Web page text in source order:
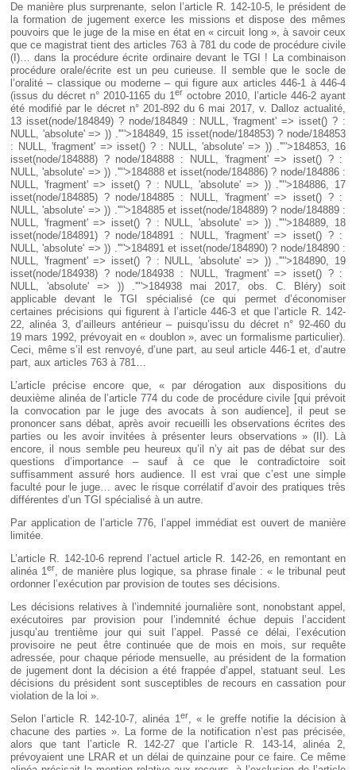
De manière plus surprenante, selon l’article R. 142-10-5, le président de
la formation de jugement exerce les missions et dispose des mêmes
pouvoirs que le juge de la mise en état en « circuit long », à savoir ceux
que ce magistrat tient des articles 763 à 781 du code de procédure civile
(I)… dans la procédure écrite ordinaire devant le TGI ! La combinaison
procédure orale/écrite est un peu curieuse. Il semble que le socle de
l’oralité – classique ou moderne – qui figure aux articles 446-1 à 446-4
(issus du décret n° 2010-1165 du 1er octobre 2010, l’article 446-2 ayant
été modifié par le décret n° 201-892 du 6 mai 2017, v. Dalloz actualité,
13 isset(node/184849) ? node/184849 : NULL, 'fragment' => isset() ? :
NULL, 'absolute' => )) .'"'>184849, 15 isset(node/184853) ? node/184853
: NULL, 'fragment' => isset() ? : NULL, 'absolute' => )) .'"'>184853, 16
isset(node/184888) ? node/184888 : NULL, 'fragment' => isset() ? :
NULL, 'absolute' => )) .'"'>184888et isset(node/184886) ? node/184886 :
NULL, 'fragment' => isset() ? : NULL, 'absolute' => )) .'"'>184886, 17
isset(node/184885) ? node/184885 : NULL, 'fragment' => isset() ? :
NULL, 'absolute' => )) .'"'>184885et isset(node/184889) ? node/184889 :
NULL, 'fragment' => isset() ? : NULL, 'absolute' => )) .'"'>184889, 18
isset(node/184891) ? node/184891 : NULL, 'fragment' => isset() ? :
NULL, 'absolute' => )) .'"'>184891et isset(node/184890) ? node/184890 :
NULL, 'fragment' => isset() ? : NULL, 'absolute' => )) .'"'>184890, 19
isset(node/184938) ? node/184938 : NULL, 'fragment' => isset() ? :
NULL, 'absolute' => )) .'"'>184938 mai 2017, obs. C. Bléry) soit
applicable devant le TGI spécialisé (ce qui permet d’économiser
certaines précisions qui figurent à l’article 446-3 et que l’article R. 142-
22, alinéa 3, d’ailleurs antérieur – puisqu’issu du décret n° 92-460 du
19 mars 1992, prévoyait en « doublon », avec un formalisme particulier).
Ceci, même s’il est renvoyé, d’une part, au seul article 446-1 et, d’autre
part, aux articles 763 à 781…
L’article précise encore que, « par dérogation aux dispositions du
deuxième alinéa de l’article 774 du code de procédure civile [qui prévoit
la convocation par le juge des avocats à son audience], il peut se
prononcer sans débat, après avoir recueilli les observations écrites des
parties ou les avoir invitées à présenter leurs observations » (II). Là
encore, il nous semble peu heureux qu’il n’y ait pas de débat sur des
questions d’importance – sauf à ce que le contradictoire soit
suffisamment assuré hors audience. Il est vrai que c’est une simple
faculté pour le juge… avec le risque corrélatif d’avoir des pratiques très
différentes d’un TGI spécialisé à un autre.
Par application de l’article 776, l’appel immédiat est ouvert de manière
limitée.
L’article R. 142-10-6 reprend l’actuel article R. 142-26, en remontant en
alinéa 1er, de manière plus logique, sa phrase finale : « le tribunal peut
ordonner l’exécution par provision de toutes ses décisions.
Les décisions relatives à l’indemnité journalière sont, nonobstant appel,
exécutoires par provision pour l’indemnité échue depuis l’accident
jusqu’au trentième jour qui suit l’appel. Passé ce délai, l’exécution
provisoire ne peut être continuée que de mois en mois, sur requête
adressée, pour chaque période mensuelle, au président de la formation
de jugement dont la décision a été frappée d’appel, statuant seul. Les
décisions du président sont susceptibles de recours en cassation pour
violation de la loi ».
Selon l’article R. 142-10-7, alinéa 1er, « le greffe notifie la décision à
chacune des parties ». La forme de la notification n’est pas précisée,
alors que tant l’article R. 142-27 que l’article R. 143-14, alinéa 2,
prévoyaient une LRAR et un délai de quinzaine pour ce faire. Ce même